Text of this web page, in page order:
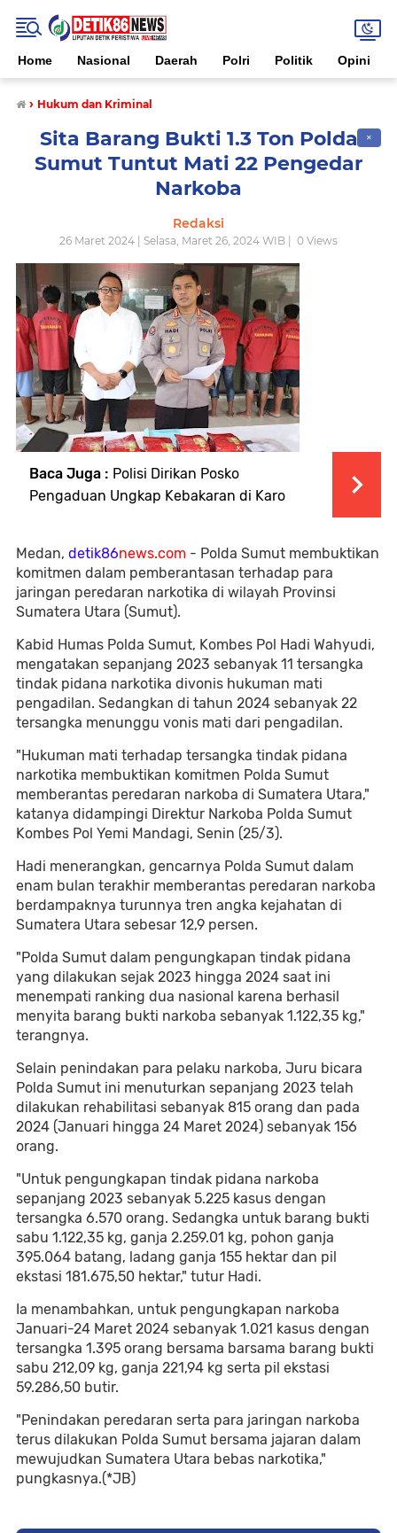
Home Nasional Daerah Polri Politik Opini
› Hukum dan Kriminal
✕
Sita Barang Bukti 1.3 Ton Polda
Sumut Tuntut Mati 22 Pengedar
Narkoba
Redaksi
26 Maret 2024 | Selasa, Maret 26, 2024 WIB | 0 Views
Baca Juga : Polisi Dirikan Posko
Pengaduan Ungkap Kebakaran di Karo
Medan, detik86news.com - Polda Sumut membuktikan
komitmen dalam pemberantasan terhadap para
jaringan peredaran narkotika di wilayah Provinsi
Sumatera Utara (Sumut).
Kabid Humas Polda Sumut, Kombes Pol Hadi Wahyudi,
mengatakan sepanjang 2023 sebanyak 11 tersangka
tindak pidana narkotika divonis hukuman mati
pengadilan. Sedangkan di tahun 2024 sebanyak 22
tersangka menunggu vonis mati dari pengadilan.
"Hukuman mati terhadap tersangka tindak pidana
narkotika membuktikan komitmen Polda Sumut
memberantas peredaran narkoba di Sumatera Utara,"
katanya didampingi Direktur Narkoba Polda Sumut
Kombes Pol Yemi Mandagi, Senin (25/3).
Hadi menerangkan, gencarnya Polda Sumut dalam
enam bulan terakhir memberantas peredaran narkoba
berdampaknya turunnya tren angka kejahatan di
Sumatera Utara sebesar 12,9 persen.
"Polda Sumut dalam pengungkapan tindak pidana
yang dilakukan sejak 2023 hingga 2024 saat ini
menempati ranking dua nasional karena berhasil
menyita barang bukti narkoba sebanyak 1.122,35 kg,"
terangnya.
Selain penindakan para pelaku narkoba, Juru bicara
Polda Sumut ini menuturkan sepanjang 2023 telah
dilakukan rehabilitasi sebanyak 815 orang dan pada
2024 (Januari hingga 24 Maret 2024) sebanyak 156
orang.
"Untuk pengungkapan tindak pidana narkoba
sepanjang 2023 sebanyak 5.225 kasus dengan
tersangka 6.570 orang. Sedangka untuk barang bukti
sabu 1.122,35 kg, ganja 2.259.01 kg, pohon ganja
395.064 batang, ladang ganja 155 hektar dan pil
ekstasi 181.675,50 hektar," tutur Hadi.
Ia menambahkan, untuk pengungkapan narkoba
Januari-24 Maret 2024 sebanyak 1.021 kasus dengan
tersangka 1.395 orang bersama barsama barang bukti
sabu 212,09 kg, ganja 221,94 kg serta pil ekstasi
59.286,50 butir.
"Penindakan peredaran serta para jaringan narkoba
terus dilakukan Polda Sumut bersama jajaran dalam
mewujudkan Sumatera Utara bebas narkotika,"
pungkasnya.(*JB)